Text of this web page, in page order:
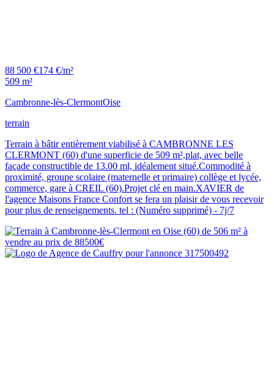
88 500 €174 €/m²
509 m²
Cambronne-lès-ClermontOise
terrain
Terrain à bâtir entièrement viabilisé à CAMBRONNE LES
CLERMONT (60) d'une superficie de 509 m²,plat, avec belle
façade constructible de 13.00 ml, idéalement situé.Commodité à
proximité, groupe scolaire (maternelle et primaire) collège et lycée,
commerce, gare à CREIL (60).Projet clé en main.XAVIER de
l'agence Maisons France Confort se fera un plaisir de vous recevoir
pour plus de renseignements. tel : (Numéro supprimé) - 7j/7